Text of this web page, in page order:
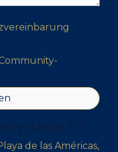
de las Américas,